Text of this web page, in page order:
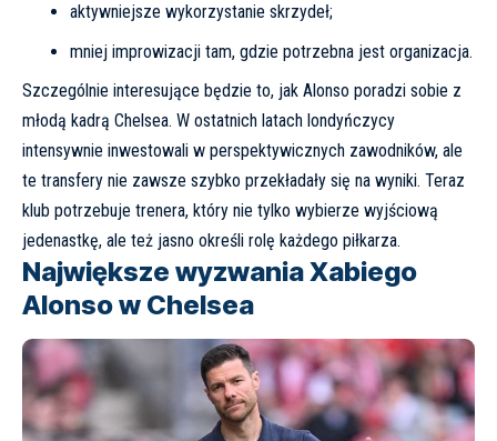
aktywniejsze wykorzystanie skrzydeł;
mniej improwizacji tam, gdzie potrzebna jest organizacja.
Szczególnie interesujące będzie to, jak Alonso poradzi sobie z
młodą kadrą Chelsea. W ostatnich latach londyńczycy
intensywnie inwestowali w perspektywicznych zawodników, ale
te transfery nie zawsze szybko przekładały się na wyniki. Teraz
klub potrzebuje trenera, który nie tylko wybierze wyjściową
jedenastkę, ale też jasno określi rolę każdego piłkarza.
Największe wyzwania Xabiego
Alonso w Chelsea